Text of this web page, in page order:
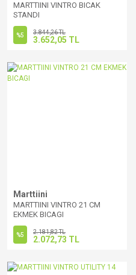
MARTTIINI VINTRO BICAK
STANDI
%5 3.844,26 TL
3.652,05 TL
Marttiini
MARTTIINI VINTRO 21 CM
EKMEK BICAGI
%5 2.181,82 TL
2.072,73 TL